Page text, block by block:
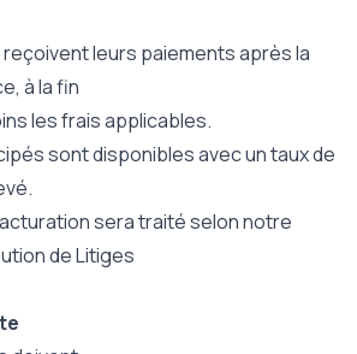
leurs paiements après la
à la fin
les frais applicables.
sont disponibles avec un taux de
sera traité selon notre
de Litiges